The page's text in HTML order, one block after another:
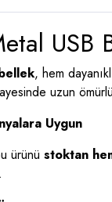
, hem
uzun
Uygun
ürünüstoktan